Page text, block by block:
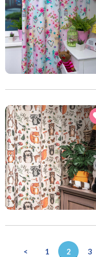
< 1 2 3